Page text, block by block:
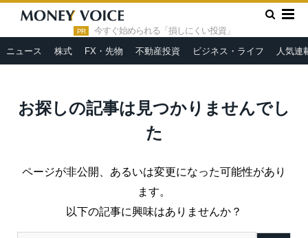
PR 今すぐ始められる「損しにくい投資」
ニュース 株式 FX・先物 不動産投資 ビジネス・ライフ 人気連
HOME » 404エラー
お探しの記事は見つかりませんでし
た
ページが非公開、あるいは変更になった可能性があり
ます。
以下の記事に興味はありませんか？